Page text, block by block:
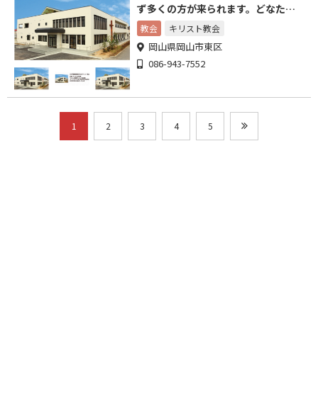
ず多くの方が来られます。どなたで
も安心してお越し下さい。
教会 キリスト教会
岡山県岡山市東区
086-943-7552
1 2 3 4 5